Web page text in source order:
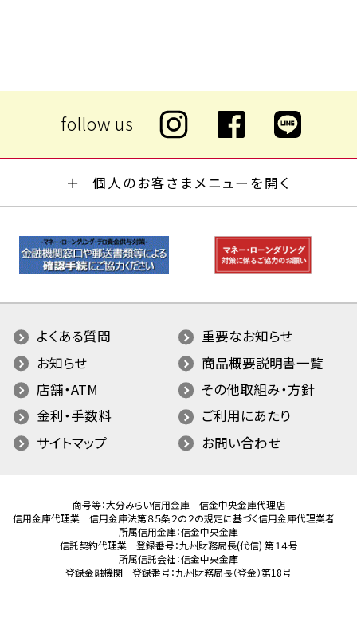
個人のお客さまメニューを開く
よくある質問
重要なお知らせ
お知らせ
商品概要説明書一覧
店舗・ATM
その他取組み・方針
金利・手数料
ご利用にあたり
サイトマップ
お問い合わせ
商号等：大分みらい信用金庫 信金中央金庫代理店
信用金庫代理業 信用金庫法第８５条２の２の規定に基づく信用金庫代理業者
所属信用金庫：信金中央金庫
信託契約代理業 登録番号：九州財務局長(代信) 第１４号
所属信託会社：信金中央金庫
登録金融機関 登録番号：九州財務局長（登金）第18号